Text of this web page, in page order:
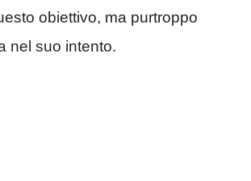
obiettivo, ma purtroppo
nel suo intento.